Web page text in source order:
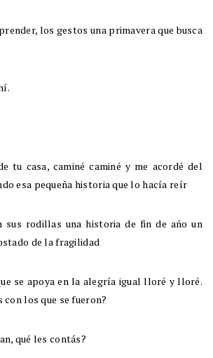
los gestos una primavera que busca
tu casa, caminé caminé y me acordé del
esa pequeña historia que lo hacía reír
sus rodillas una historia de fin de año un
de la fragilidad
se apoya en la alegría igual lloré y lloré.
con los que se fueron?
qué les contás?